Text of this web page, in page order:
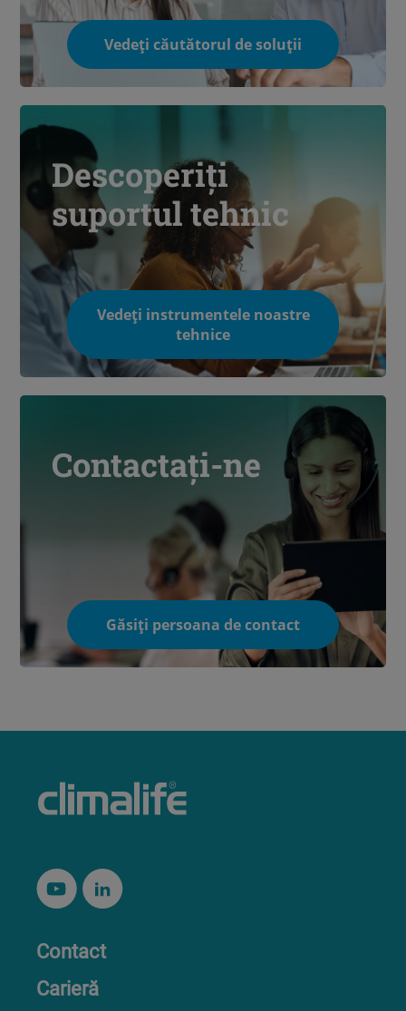
Vedeți căutătorul de soluții
Descoperiți
suportul tehnic
Vedeți instrumentele noastre
tehnice
Contactați-ne
Găsiți persoana de contact
Contact
Carieră